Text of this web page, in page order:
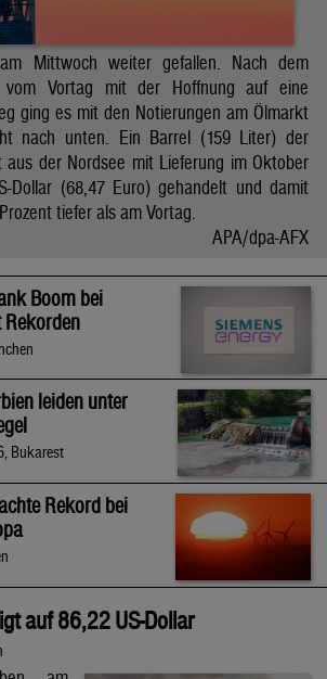
Mittwoch weiter gefallen. Nach dem
vom Vortag mit der Hoffnung auf eine
ging es mit den Notierungen am Ölmarkt
nach unten. Ein Barrel (159 Liter) der
aus der Nordsee mit Lieferung im Oktober
Dollar (68,47 Euro) gehandelt und damit
tiefer als am Vortag.
APA/dpa-AFX
Boom bei
Rekorden
leiden unter
Bukarest
Rekord bei
auf 86,22 US-Dollar